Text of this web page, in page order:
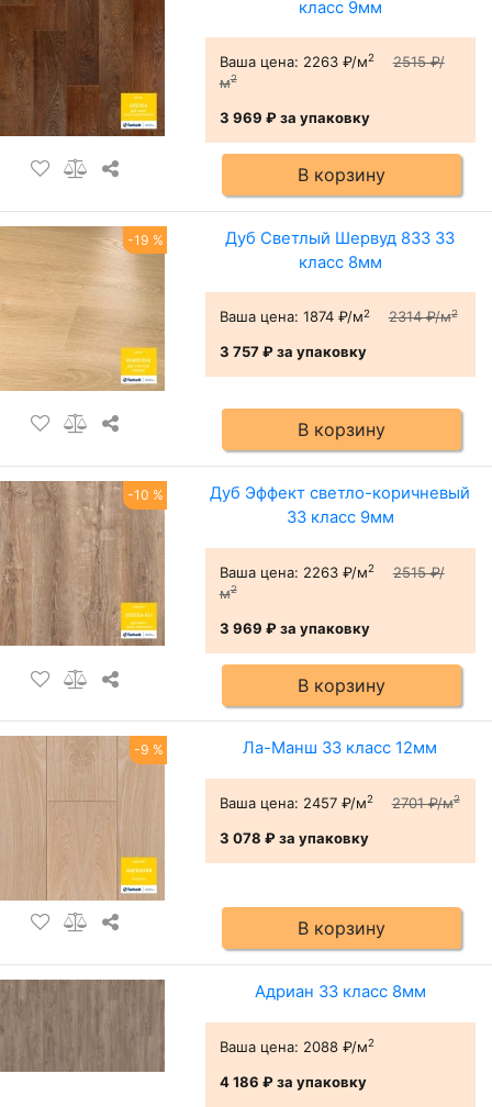
класс 9мм
Ваша цена: 2263 ₽/м2
2515 ₽/
м2
3 969 ₽за упаковку
В корзину
-19 %
Дуб Светлый Шервуд 833 33
класс 8мм
Ваша цена: 1874 ₽/м2 2314 ₽/м2
3 757 ₽за упаковку
В корзину
-10 %
Дуб Эффект светло-коричневый
33 класс 9мм
Ваша цена: 2263 ₽/м2
2515 ₽/
м2
3 969 ₽за упаковку
В корзину
-9 % Ла-Mанш 33 класс 12мм
Ваша цена: 2457 ₽/м2 2701 ₽/м2
3 078 ₽за упаковку
В корзину
Адриан 33 класс 8мм
Ваша цена: 2088 ₽/м2
4 186 ₽за упаковку